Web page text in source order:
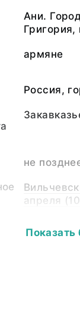
Ани.
Григория,
армяне
Россия,
не
апреля
бумажная
Показать